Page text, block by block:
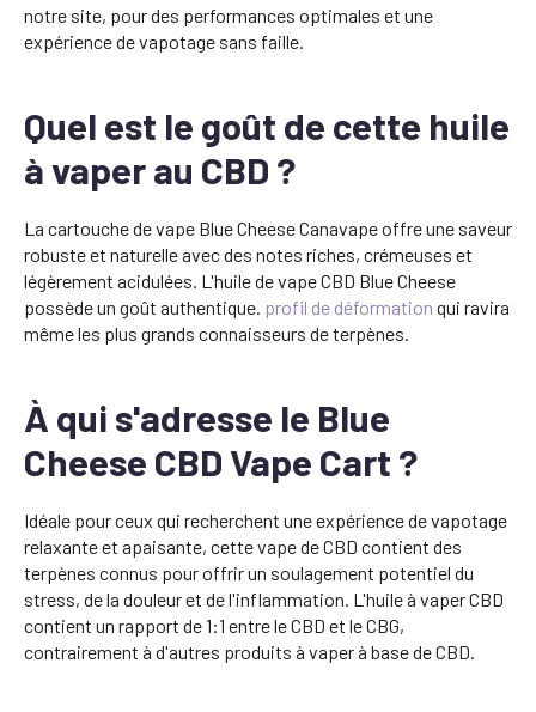
notre site, pour des performances optimales et une
expérience de vapotage sans faille.
Quel est le goût de cette huile
à vaper au CBD ?
La cartouche de vape Blue Cheese Canavape offre une saveur
robuste et naturelle avec des notes riches, crémeuses et
légèrement acidulées. L'huile de vape CBD Blue Cheese
possède un goût authentique. profil de déformation qui ravira
même les plus grands connaisseurs de terpènes.
À qui s'adresse le Blue
Cheese CBD Vape Cart ?
Idéale pour ceux qui recherchent une expérience de vapotage
relaxante et apaisante, cette vape de CBD contient des
terpènes connus pour offrir un soulagement potentiel du
stress, de la douleur et de l'inflammation. L'huile à vaper CBD
contient un rapport de 1:1 entre le CBD et le CBG,
contrairement à d'autres produits à vaper à base de CBD.